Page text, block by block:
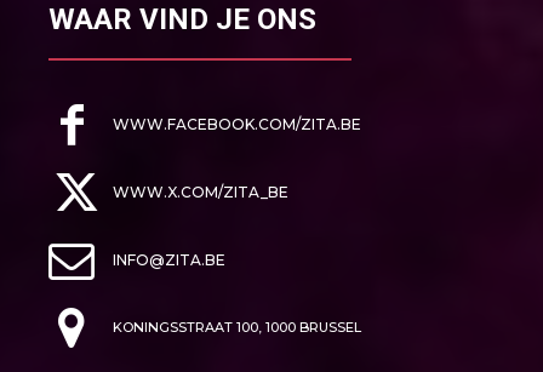
WAAR VIND JE ONS
WWW.FACEBOOK.COM/ZITA.BE
WWW.X.COM/ZITA_BE
INFO@ZITA.BE
KONINGSSTRAAT 100, 1000 BRUSSEL